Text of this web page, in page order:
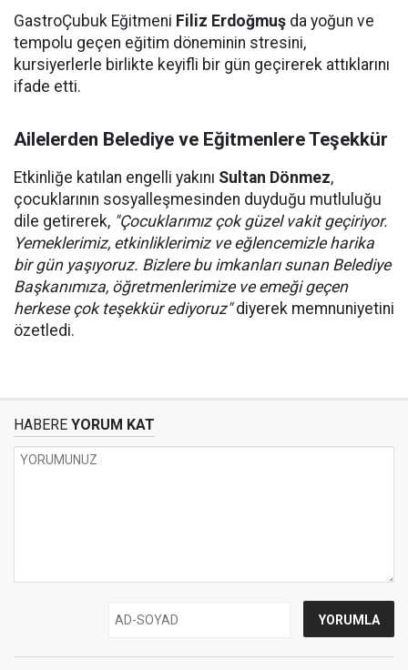
GastroÇubuk Eğitmeni Filiz Erdoğmuş da yoğun ve
tempolu geçen eğitim döneminin stresini,
kursiyerlerle birlikte keyifli bir gün geçirerek attıklarını
ifade etti.
Ailelerden Belediye ve Eğitmenlere Teşekkür
Etkinliğe katılan engelli yakını Sultan Dönmez,
çocuklarının sosyalleşmesinden duyduğu mutluluğu
dile getirerek, "Çocuklarımız çok güzel vakit geçiriyor.
Yemeklerimiz, etkinliklerimiz ve eğlencemizle harika
bir gün yaşıyoruz. Bizlere bu imkanları sunan Belediye
Başkanımıza, öğretmenlerimize ve emeği geçen
herkese çok teşekkür ediyoruz"diyerek memnuniyetini
özetledi.
HABERE YORUM KAT